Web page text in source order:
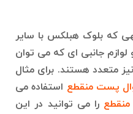
که بلوک هبلکس با سایر
لوازم جانبی ای که می توان
متعدد هستند. برای مثال
پست منقطع استفاده می
را می توانید در این